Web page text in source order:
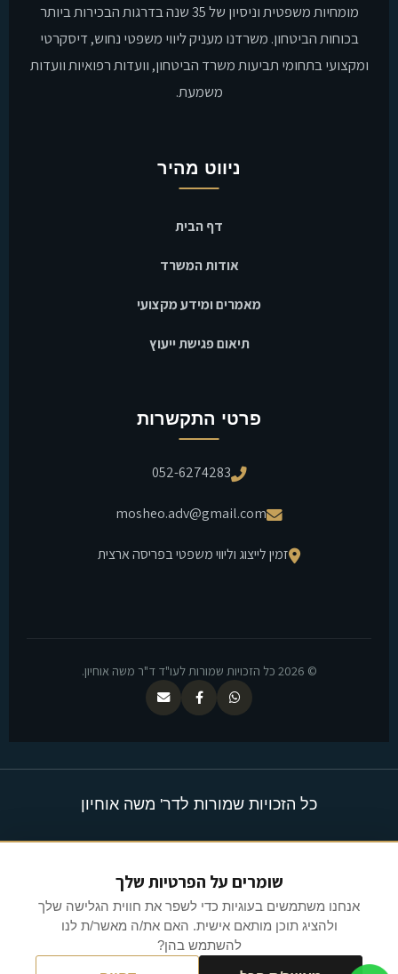
מומחיות משפטית וניסיון של 35 שנה בדרגות הבכירות ביותר
בכוחות הביטחון. משרדנו מעניק ליווי משפטי נחוש, דיסקרטי
ומקצועי בתחומי תביעות משרד הביטחון, וועדות רפואיות וועדות
משמעת.
ניווט מהיר
דף הבית
אודות המשרד
מאמרים ומידע מקצועי
תיאום פגישת ייעוץ
פרטי התקשרות
052-6274283
mosheo.adv@gmail.com
זמין לייצוג וליווי משפטי בפריסה ארצית
© 2026 כל הזכויות שמורות לעו"ד ד"ר משה אוחיון.
שומרים על הפרטיות שלך
אנחנו משתמשים בעוגיות כדי לשפר את חווית הגלישה שלך
ולהציג תוכן מותאם אישית. האם את/ה מאשר/ת לנו
להשתמש בהן?
כל הזכויות שמורות לדר' משה אוחיון
RAFAEL MEDIA